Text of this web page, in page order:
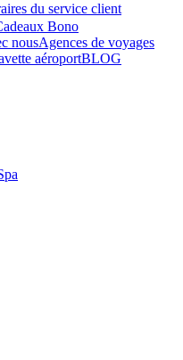
du service client
Bono
nousAgences de voyages
aéroportBLOG